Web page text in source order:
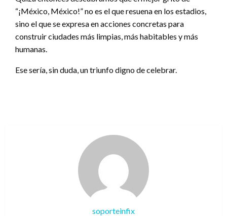
“¡México, México!” no es el que resuena en los estadios,
sino el que se expresa en acciones concretas para
construir ciudades más limpias, más habitables y más
humanas.
Ese sería, sin duda, un triunfo digno de celebrar.
soporteinfix